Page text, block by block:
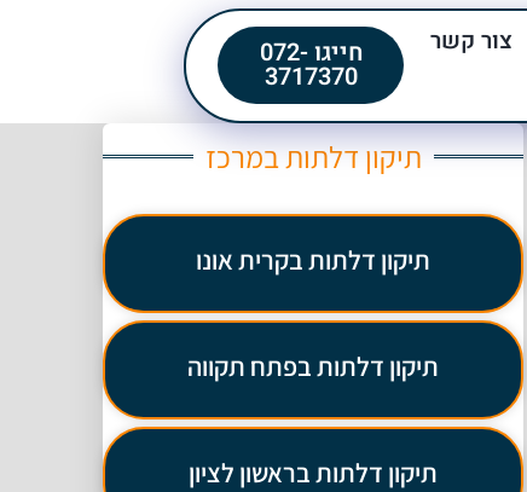
צור קשר חייגו 072-
3717370
תיקון דלתות במרכז
תיקון דלתות בקרית אונו
תיקון דלתות בפתח תקווה
תיקון דלתות בראשון לציון